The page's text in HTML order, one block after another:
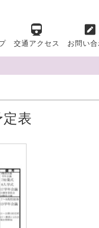
交通アクセス お問い
表